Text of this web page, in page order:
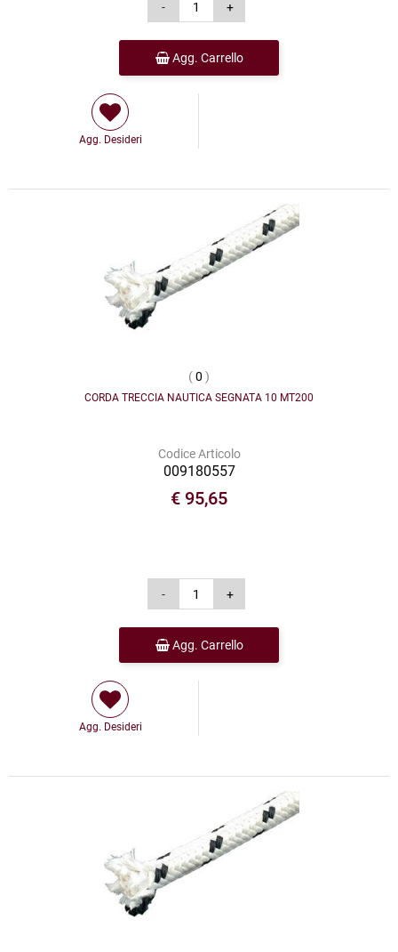
Agg. Carrello
Agg. Desideri
(0 )
CORDA TRECCIA NAUTICA SEGNATA 10 MT200
Codice Articolo
009180557
€ 95,65
Agg. Carrello
Agg. Desideri